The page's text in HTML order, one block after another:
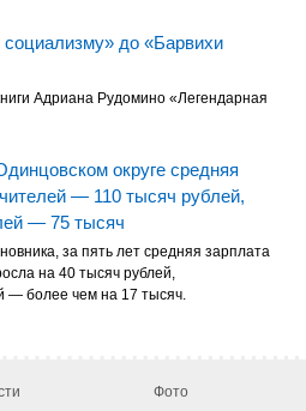
до «Барвихи
Адриана Рудомино «Легендарная
округе средняя
— 110 тысяч рублей,
— 75 тысяч
за пять лет средняя зарплата
на 40 тысяч рублей,
— более чем на 17 тысяч.
Фото